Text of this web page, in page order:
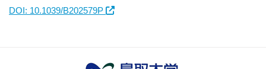
DOI: 10.1039/B202579P